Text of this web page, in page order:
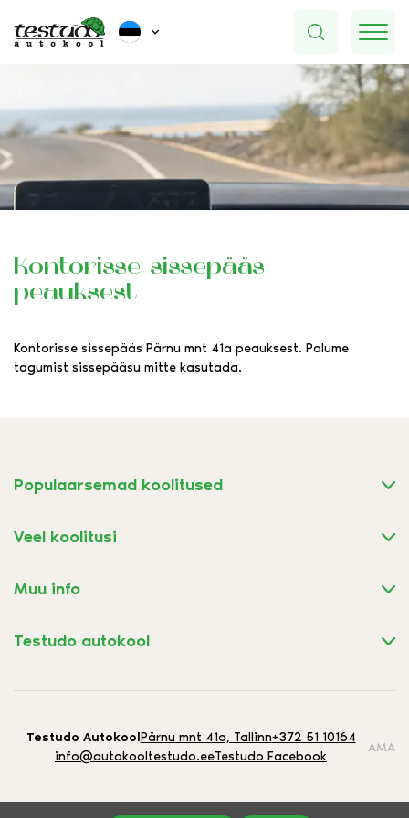
Kontorisse sissepääs
peauksest
Kontorisse sissepääs Pärnu mnt 41a peauksest. Palume
tagumist sissepääsu mitte kasutada.
Populaarsemad koolitused
Veel koolitusi
Muu info
Testudo autokool
Testudo AutokoolPärnu mnt 41a, Tallinn+372 51 10164
info@autokooltestudo.eeTestudo Facebook
AMA